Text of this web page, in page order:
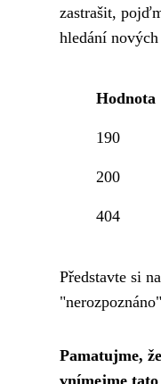
zastrašit,
hledání
Hodnota
190
200
404
Představte si
Pamatujme,
vnímejme tato